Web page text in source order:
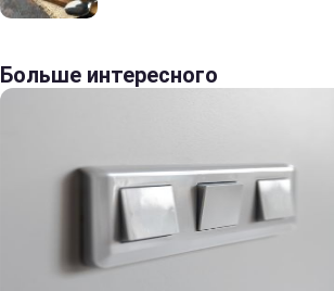
Больше интересного